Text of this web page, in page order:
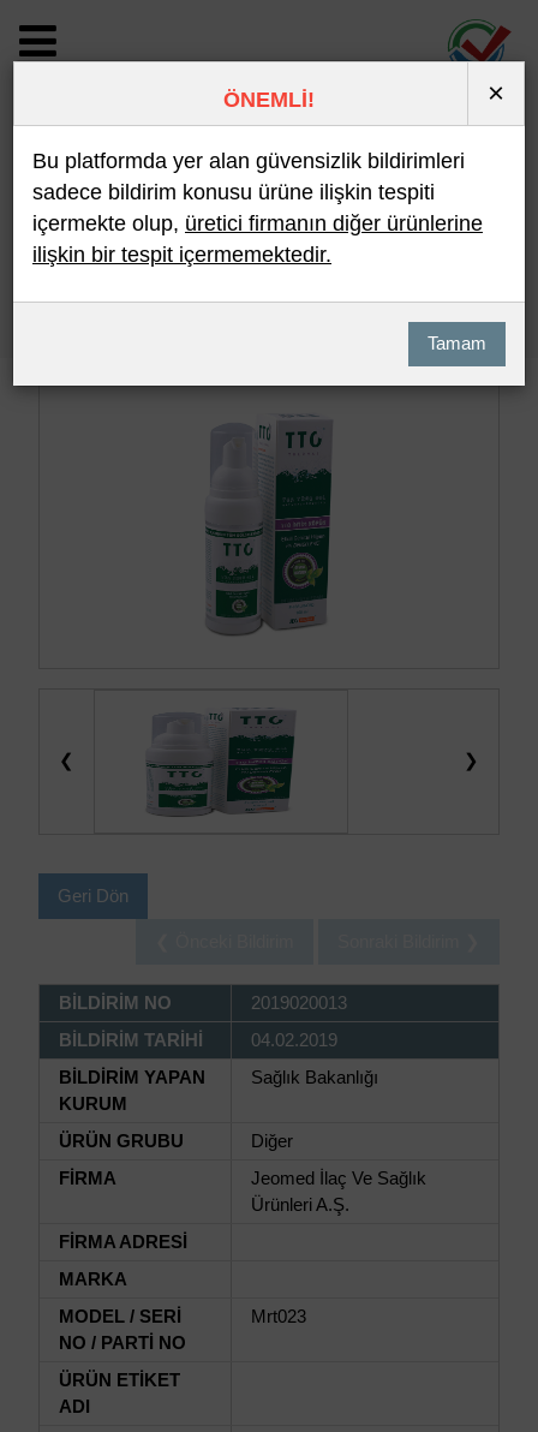
BİLDİRİM DETAYI
Son 10 Bildirim En Çok İncelenen
❮ ❯
Geri Dön
BİLDİRİM NO
2019020013
BİLDİRİM TARİHİ
04.02.2019
BİLDİRİM YAPAN
KURUM
Sağlık Bakanlığı
ÜRÜN GRUBU
Diğer
FİRMA
Jeomed İlaç Ve Sağlık
Ürünleri A.Ş.
FİRMA ADRESİ
MARKA
MODEL / SERİ
NO / PARTİ NO
Mrt023
ÜRÜN ETİKET
ADI
ÖNEMLİ! ×
Bu platformda yer alan güvensizlik bildirimleri
sadece bildirim konusu ürüne ilişkin tespiti
içermekte olup, üretici firmanın diğer ürünlerine
ilişkin bir tespit içermemektedir.
Tamam